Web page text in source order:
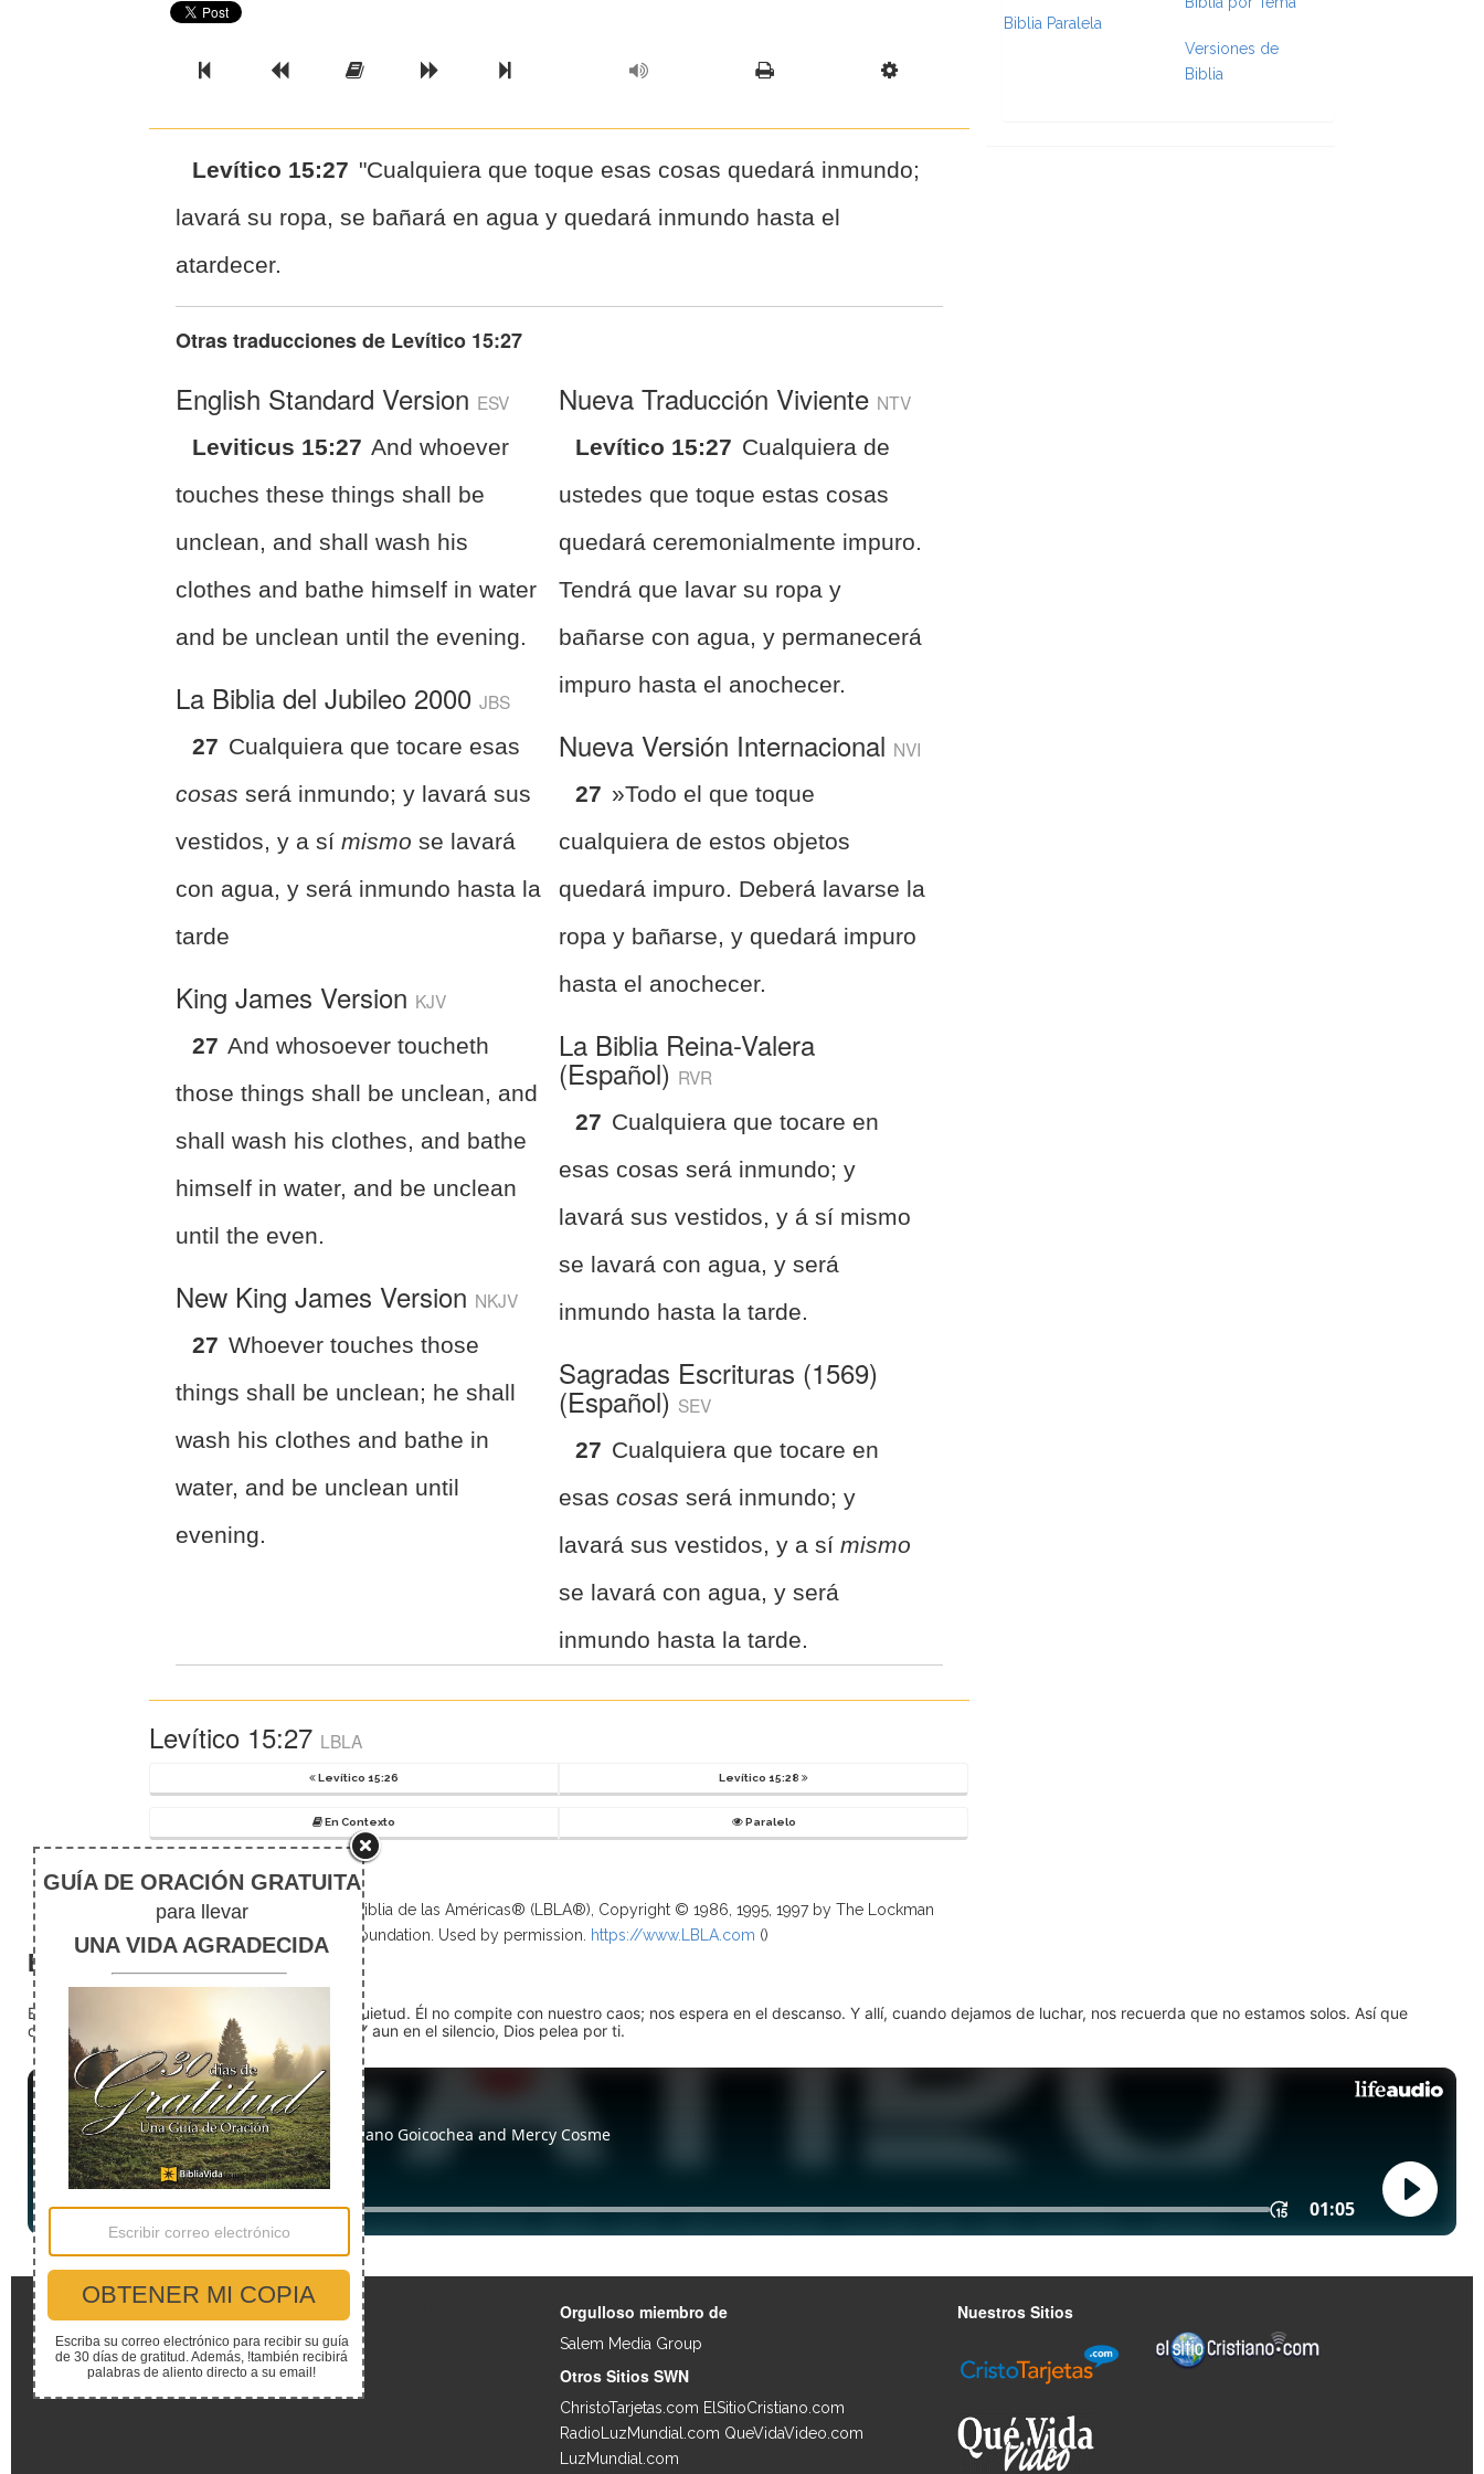
Previous BookPrevious Chapter
Read the Full Chapter
Next Chapter
Next Book Scripture Formatting
Levítico 15:27 "Cualquiera que toque esas cosas quedará inmundo;
lavará su ropa, se bañará en agua y quedará inmundo hasta el
atardecer.
Otras traducciones de Levítico 15:27
English Standard Version ESV
Leviticus 15:27 And whoever
touches these things shall be
unclean, and shall wash his
clothes and bathe himself in water
and be unclean until the evening.
La Biblia del Jubileo 2000JBS
27 Cualquiera que tocare esas
cosas será inmundo; y lavará sus
vestidos, y a símismo se lavará
con agua, y será inmundo hasta la
tarde
King James Version KJV
27 And whosoever toucheth
those things shall be unclean, and
shall wash his clothes, and bathe
himself in water, and be unclean
until the even.
New King James Version NKJV
27 Whoever touches those
things shall be unclean; he shall
wash his clothes and bathe in
water, and be unclean until
evening.
Nueva Traducción Viviente NTV
Levítico 15:27 Cualquiera de
ustedes que toque estas cosas
quedará ceremonialmente impuro.
Tendrá que lavar su ropa y
bañarse con agua, y permanecerá
impuro hasta el anochecer.
Nueva Versión Internacional NVI
27 »Todo el que toque
cualquiera de estos objetos
quedará impuro. Deberá lavarse la
ropa y bañarse, y quedará impuro
hasta el anochecer.
La Biblia Reina-Valera
(Español) RVR
27 Cualquiera que tocare en
esas cosas será inmundo; y
lavará sus vestidos, y á sí mismo
se lavará con agua, y será
inmundo hasta la tarde.
Sagradas Escrituras (1569)
(Español) SEV
27 Cualquiera que tocare en
esascosas será inmundo; y
lavará sus vestidos, y a símismo
se lavará con agua, y será
inmundo hasta la tarde.
Levítico 15:27 LBLA
Levítico 15:26 Levítico 15:28
En Contexto Paralelo
Scripture taken from La Biblia de las Américas® (LBLA®), Copyright © 1986, 1995, 1997 by The Lockman
Foundation. Used by permission.
https://www.LBLA.com ()
Biblia Paralela
Versiones de
Biblia
El silencio
En medio del ruido, Dios nos encuentra en la quietud. Él no compite con nuestro caos; nos espera en el descanso. Y allí, cuando dejamos de luchar, nos recuerda que no estamos solos. Así que
detente (quédate quieto) Dios está presente. Y aun en el silencio, Dios pelea por ti.
Enlaces Rápidos Orgulloso miembro de
Salem Media Group
Otros Sitios SWN
ChristoTarjetas.com ElSitioCristiano.com
RadioLuzMundial.com QueVidaVideo.com
LuzMundial.com
Nuestros Sitios